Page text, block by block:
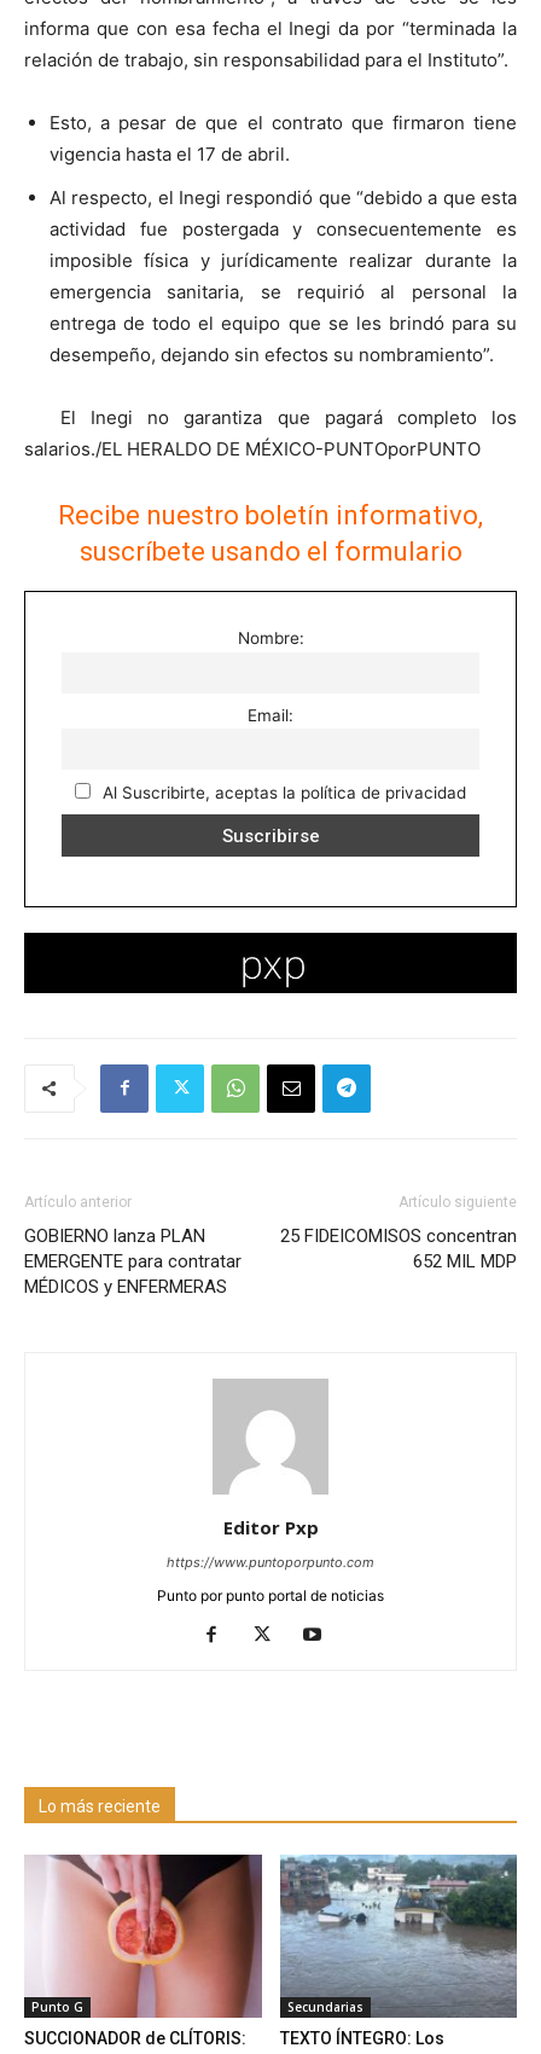
informa que con esa fecha el Inegi da por “terminada la
relación de trabajo, sin responsabilidad para el Instituto”.
Esto, a pesar de que el contrato que firmaron tiene
vigencia hasta el 17 de abril.
Al respecto, el Inegi respondió que “debido a que esta
actividad fue postergada y consecuentemente es
imposible física y jurídicamente realizar durante la
emergencia sanitaria, se requirió al personal la
entrega de todo el equipo que se les brindó para su
desempeño, dejando sin efectos su nombramiento”.
El Inegi no garantiza que pagará completo los
salarios./EL HERALDO DE MÉXICO-PUNTOporPUNTO
Recibe nuestro boletín informativo,
suscríbete usando el formulario
Nombre:
Email:
Al Suscribirte, aceptas la política de privacidad
Artículo anterior
GOBIERNO lanza PLAN
EMERGENTE para contratar
MÉDICOS y ENFERMERAS
Artículo siguiente
25 FIDEICOMISOS concentran
652 MIL MDP
Editor Pxp
https://www.puntoporpunto.com
Punto por punto portal de noticias
Lo más reciente
Punto G
SUCCIONADOR de CLÍTORIS:
Secundarias
TEXTO ÍNTEGRO: Los